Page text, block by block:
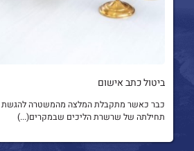
ביטול כתב אישום
כבר כאשר מתקבלת המלצה מהמשטרה להגשת
תחילתה של שרשרת הליכים שבמקרים(...)